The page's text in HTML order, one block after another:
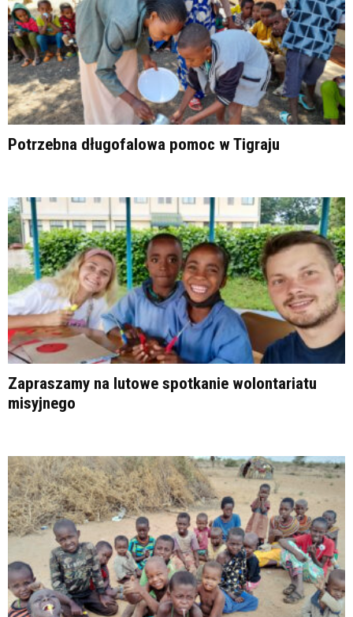
Potrzebna długofalowa pomoc w Tigraju
Zapraszamy na lutowe spotkanie wolontariatu
misyjnego